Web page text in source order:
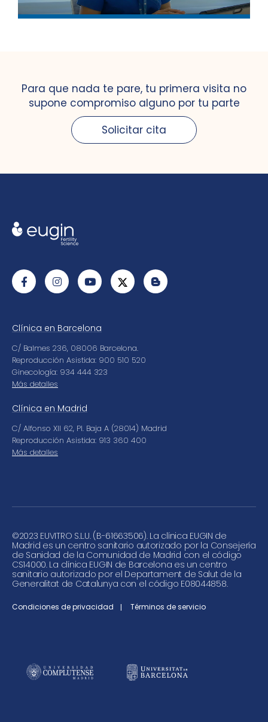
Para que nada te pare, tu primera visita no
supone compromiso alguno por tu parte
Solicitar cita
Clínica en Barcelona
C/ Balmes 236, 08006 Barcelona.
Reproducción Asistida: 900 510 520
Ginecología: 934 444 323
Más detalles
Clínica en Madrid
C/ Alfonso XII 62, Pl. Baja A (28014) Madrid
Reproducción Asistida: 913 360 400
Más detalles
©2023 EUVITRO S.L.U. (B-61663506). La clínica EUGIN de
Madrid es un centro sanitario autorizado por la Consejería
de Sanidad de la Comunidad de Madrid con el código
CS14000. La clínica EUGIN de Barcelona es un centro
sanitario autorizado por el Departament de Salut de la
Generalitat de Catalunya con el código E08044858.
Condiciones de privacidad Términos de servicio